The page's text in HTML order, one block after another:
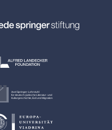
Axel Springer-Lehrstuhl
für deutsch-jüdische Literatur- und
Kulturgeschichte, Exil und Migration